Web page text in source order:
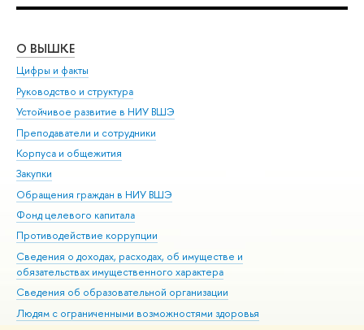
О ВЫШКЕ
Цифры и факты
Руководство и структура
Устойчивое развитие в НИУ ВШЭ
Преподаватели и сотрудники
Корпуса и общежития
Закупки
Обращения граждан в НИУ ВШЭ
Фонд целевого капитала
Противодействие коррупции
Сведения о доходах, расходах, об имуществе и
обязательствах имущественного характера
Сведения об образовательной организации
Людям с ограниченными возможностями здоровья